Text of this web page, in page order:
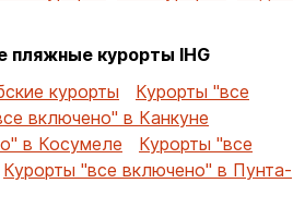
пляжные курорты IHG
курорты
Курорты "все
включено" в Канкуне
в Косумеле
Курорты "все
Курорты "все включено" в Пунта-